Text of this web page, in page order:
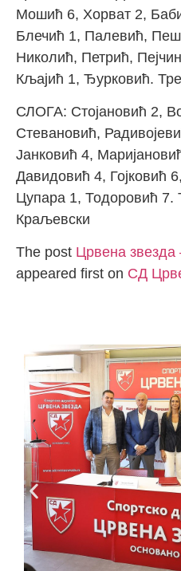
Мошић 6, Хорват 2,
Блечић 1, Палевић,
Николић, Петрић,
Кљајић 1, Ђурковић.
СЛОГА: Стојановић 2,
Стевановић,
Јанковић 4,
Давидовић 4, Гојковић
Цупара 1, Тодоровић 7.
Краљевски
The post Црвена звезда
appeared first on СД